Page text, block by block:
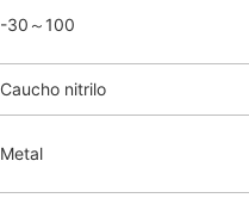
-30～100
Caucho nitrilo
Metal